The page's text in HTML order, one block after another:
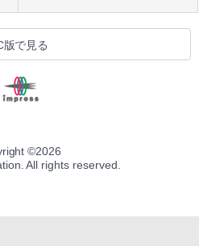
版で見る
©2026
All rights reserved.